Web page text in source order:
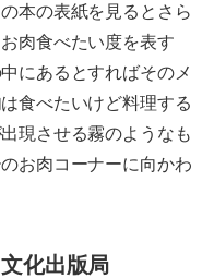
本の表紙を見るとさら
肉食べたい度を表す
にあるとすればそのメ
食べたいけど料理する
現させる霧のようなも
お肉コーナーに向かわ
化出版局